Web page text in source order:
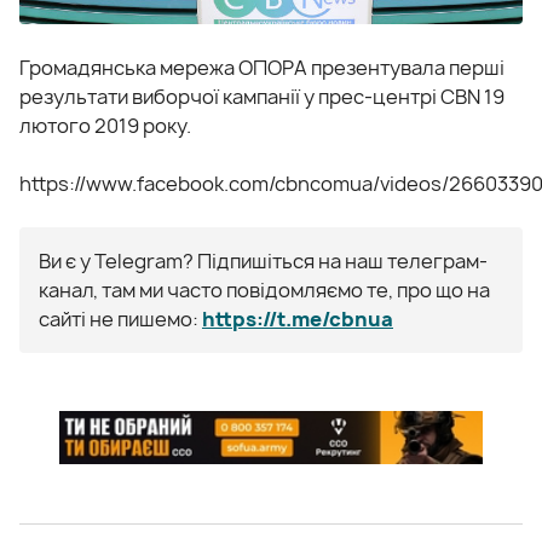
Громадянська мережа ОПОРА презентувала перші
результати виборчої кампанії у прес-центрі CBN 19
лютого 2019 року.
https://www.facebook.com/cbncomua/videos/
Ви є у Telegram? Підпишіться на наш телеграм-
канал, там ми часто повідомляємо те, про що на
сайті не пишемо: https://t.me/cbnua